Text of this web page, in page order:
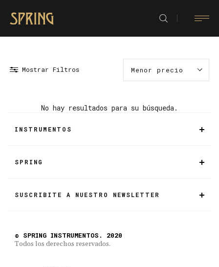
Mostrar Filtros Menor precio
No hay resultados para su búsqueda.
INSTRUMENTOS
SPRING
SUSCRIBITE A NUESTRO NEWSLETTER
© SPRING INSTRUMENTOS. 2020
Todos los derechos reservados.